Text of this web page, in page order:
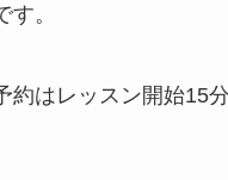
す。
約はレッスン開始15